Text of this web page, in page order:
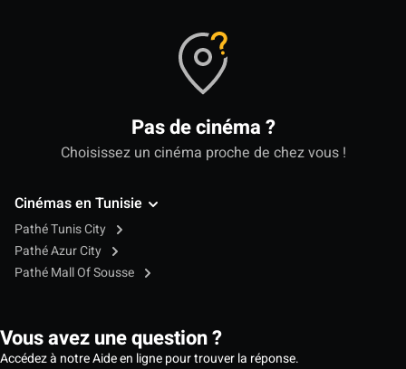
Pas de cinéma ?
Choisissez un cinéma proche de chez vous !
Cinémas en Tunisie
Pathé Tunis City
Pathé Azur City
Pathé Mall Of Sousse
Vous avez une question ?
Accédez à notre Aide en ligne pour trouver la réponse.